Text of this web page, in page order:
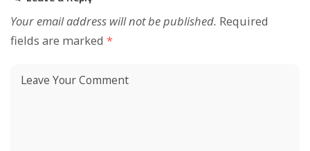
Your email address will not be published. Required
fields are marked *